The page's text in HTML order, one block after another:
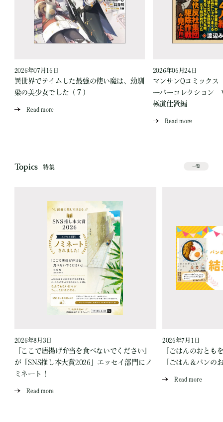
2026年07月16日
異世界でテイムした最強の使い魔は、幼馴
染の美少女でした（７）
Read more
2026年06月24日
マンサンQコミック
ーパーコレクション
極道仕置編
Read more
Topics 特集 一覧
2026年8月3日
『ここで唐揚げ弁当を食べないでください』
が「SNS推し本大賞2026」エッセイ部門にノ
ミネート！
Read more
2026年7月1日
『ごはんのおとも
「ごはん＆パンの
Read more